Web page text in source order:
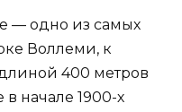
— одно из самых
Воллеми, к
400 метров
начале 1900-х